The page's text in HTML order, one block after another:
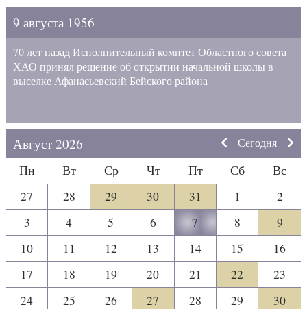
9 августа 1956
70 лет назад Исполнительный комитет Областного совета
ХАО принял решение об открытии начальной школы в
выселке Афанасьевский Бейского района
Август 2026 Сегодня
Пн Вт Ср Чт Пт Сб
Вс
27
28 29 30 31 1
2
3
4 5 6 7 8
9
10
11 12 13 14 15
16
17
18 19 20 21 22
23
24
25 26 27 28 29
30